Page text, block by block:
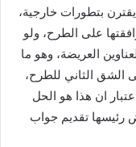
بتطورات خارجية،
على الطرح، ولو
العريضة، وهو ما
الشق الثاني للطرح،
ان هذا هو الحل
رئيسها تقديم جواب